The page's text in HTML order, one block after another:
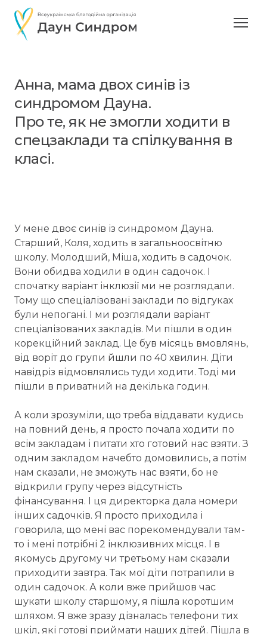
Анна, мама двох синів із
синдромом Дауна.
Про те, як не змогли ходити в
спецзаклади та спілкування в
класі.
У мене двоє синів із синдромом Дауна.
Старший, Коля, ходить в загальноосвітню
школу. Молодший, Міша, ходить в садочок.
Вони обидва ходили в один садочок. І
спочатку варіант інклюзії ми не розглядали.
Тому що спеціалізовані заклади по відгуках
були непогані. І ми розглядали варіант
спеціалізованих закладів. Ми пішли в один
корекційний заклад. Це був місяць вмовлянь,
від воріт до групи йшли по 40 хвилин. Діти
навідріз відмовлялись туди ходити. Тоді ми
пішли в приватний на декілька годин.
А коли зрозуміли, що треба віддавати кудись
на повний день, я просто почала ходити по
всім закладам і питати хто готовий нас взяти. З
одним закладом начебто домовились, а потім
нам сказали, не зможуть нас взяти, бо не
відкрили групу через відсутність
фінансування. І ця директорка дала номери
інших садочків. Я просто приходила і
говорила, що мені вас порекомендували там-
то і мені потрібні 2 інклюзивних місця. І в
якомусь другому чи третьому нам сказали
приходити завтра. Так мої діти потрапили в
один садочок. А коли вже прийшов час
шукати школу старшому, я пішла коротшим
шляхом. Я вже зразу дізналась телефони тих
шкіл, які готові приймати наших дітей. Пішла в